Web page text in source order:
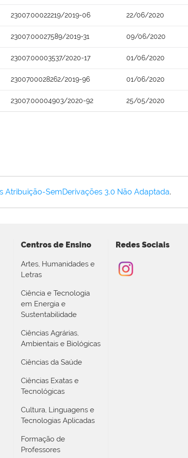
23007.00022219/2019-06 22/06/2020
23007.00027589/2019-31 09/06/2020
23007.00003537/2020-17 01/06/2020
2300700028262/2019-96 01/06/2020
23007.00004903/2020-92 25/05/2020
Atribuição-SemDerivações 3.0 Não Adaptada.
Centros de Ensino
Artes, Humanidades e
Letras
Ciência e Tecnologia
em Energia e
Sustentabilidade
Ciências Agrárias,
Ambientais e Biológicas
Ciências da Saúde
Ciências Exatas e
Tecnológicas
Cultura, Linguagens e
Tecnologias Aplicadas
Formação de
Professores
Redes Sociais